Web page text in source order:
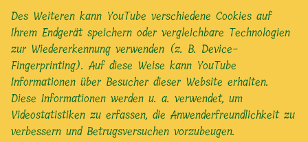
Des Weiteren kann YouTube verschiedene Cookies auf
Ihrem Endgerät speichern oder vergleichbare Technologien
zur Wiedererkennung verwenden (z. B. Device-
Fingerprinting). Auf diese Weise kann YouTube
Informationen über Besucher dieser Website erhalten.
Diese Informationen werden u. a. verwendet, um
Videostatistiken zu erfassen, die Anwenderfreundlichkeit zu
verbessern und Betrugsversuchen vorzubeugen.